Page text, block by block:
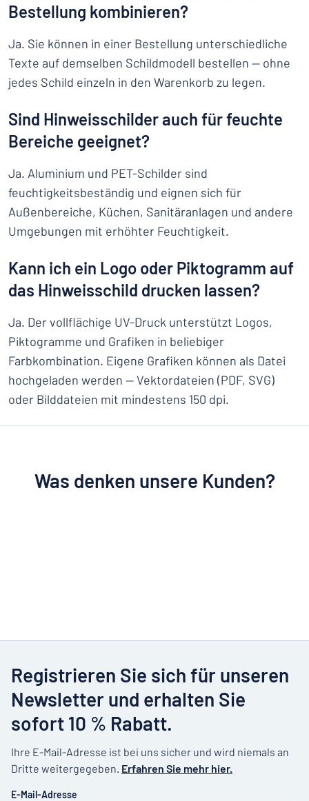
Bestellung kombinieren?
Ja. Sie können in einer Bestellung unterschiedliche
Texte auf demselben Schildmodell bestellen — ohne
jedes Schild einzeln in den Warenkorb zu legen.
Sind Hinweisschilder auch für feuchte
Bereiche geeignet?
Ja. Aluminium und PET-Schilder sind
feuchtigkeitsbeständig und eignen sich für
Außenbereiche, Küchen, Sanitäranlagen und andere
Umgebungen mit erhöhter Feuchtigkeit.
Kann ich ein Logo oder Piktogramm auf
das Hinweisschild drucken lassen?
Ja. Der vollflächige UV-Druck unterstützt Logos,
Piktogramme und Grafiken in beliebiger
Farbkombination. Eigene Grafiken können als Datei
hochgeladen werden — Vektordateien (PDF, SVG)
oder Bilddateien mit mindestens 150 dpi.
Was denken unsere Kunden?
Registrieren Sie sich für unseren
Newsletter und erhalten Sie
sofort 10 % Rabatt.
Ihre E-Mail-Adresse ist bei uns sicher und wird niemals an
Dritte weitergegeben. Erfahren Sie mehr hier.
E-Mail-Adresse